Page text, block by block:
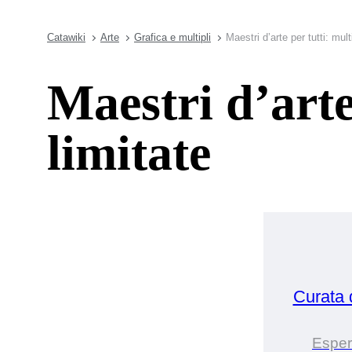
Catawiki Arte Grafica e multipli Maestri d’arte per tutti:
Maestri
limitate
Curata